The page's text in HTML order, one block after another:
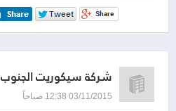
شركة سيكوريت الجنوب
03/11/2015 12:38 صباحاً